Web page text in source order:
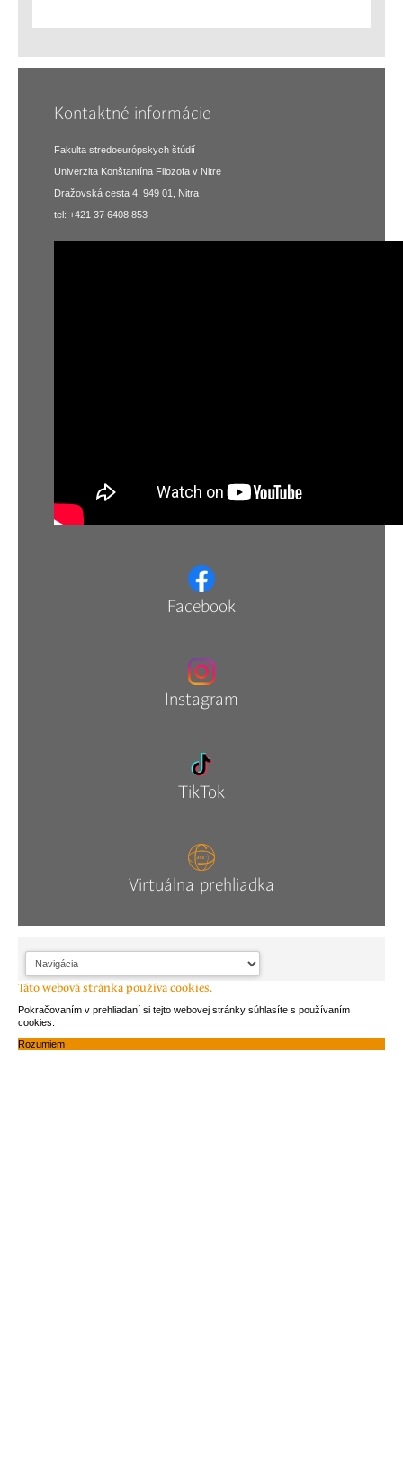
Kontaktné informácie
Fakulta stredoeurópskych štúdií
Univerzita Konštantína Filozofa v Nitre
Dražovská cesta 4, 949 01, Nitra
tel: +421 37 6408 853
Facebook
Instagram
TikTok
Virtuálna prehliadka
Táto webová stránka používa cookies.
Pokračovaním v prehliadaní si tejto webovej stránky súhlasíte s používaním
cookies.
Rozumiem